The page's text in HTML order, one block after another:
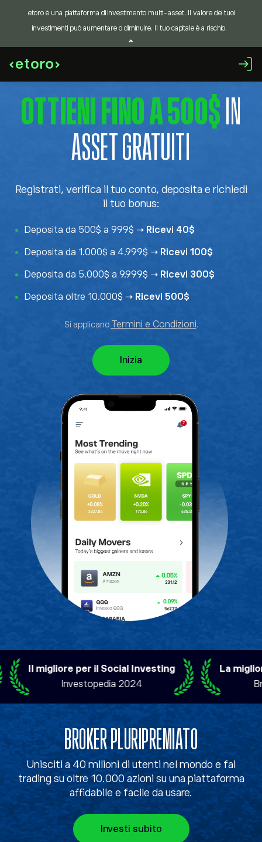
OTTIENI FINO A 500$IN
ASSET GRATUITI
Registrati, verifica il tuo conto, deposita e richiedi
il tuo bonus:
Deposita da 500$ a 999$ ➝ Ricevi 40$
Deposita da 1.000$ a 4.999$ ➝ Ricevi 100$
Deposita da 5.000$ a 9.999$ ➝ Ricevi 300$
Deposita oltre 10.000$ ➝ Ricevi 500$
Si applicano Termini e Condizioni.
Inizia
Il migliore per il Social Investing
Investopedia 2024
La migliore
BROKER PLURIPREMIATO
Unisciti a 40 milioni di utenti nel mondo e fai
trading su oltre 10.000 azioni su una piattaforma
affidabile e facile da usare.
Investi subito
etoro è una piattaforma di investimento multi-asset. Il valore dei tuoi
investimenti può aumentare o diminuire. Il tuo capitale è a rischio.